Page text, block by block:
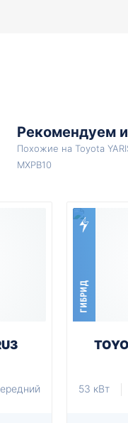
Рекомендуем
Похожие на Toyota
MXPB10
ГИБРИД
53 кВт